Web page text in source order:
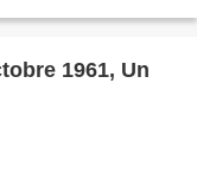
1961, Un